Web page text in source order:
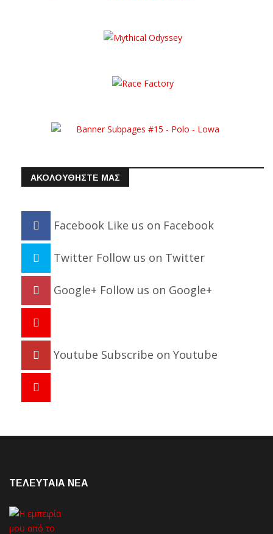
ΑΚΟΛΟΥΘΗΣΤΕ ΜΑΣ
Facebook Like us on Facebook
Twitter Follow us on Twitter
Google+ Follow us on Google+
Youtube Subscribe on Youtube
ΤΕΛΕΥΤΑΙΑ NEA